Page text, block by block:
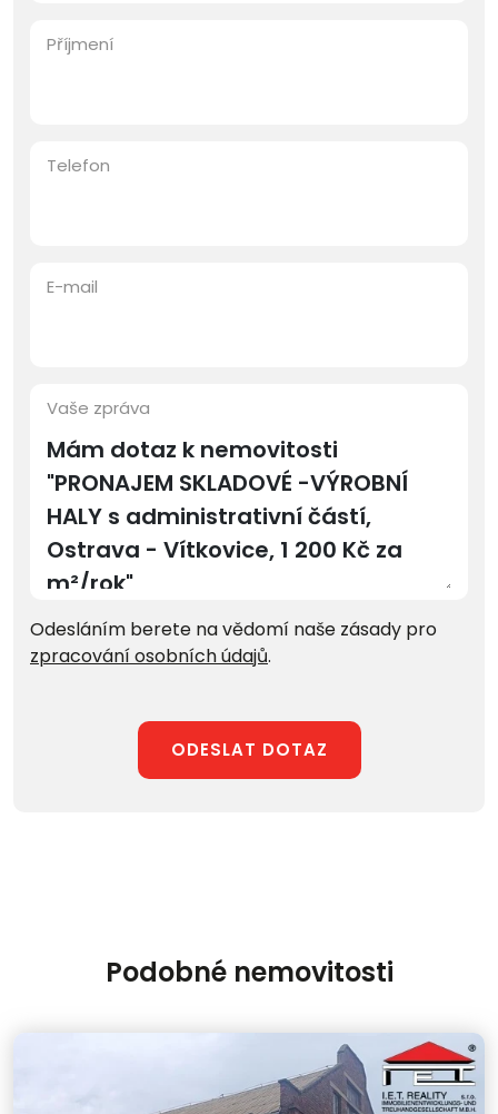
Příjmení
Telefon
E-mail
Vaše zpráva
Odesláním berete na vědomí naše zásady pro
zpracování osobních údajů.
ODESLAT DOTAZ
Podobné nemovitosti